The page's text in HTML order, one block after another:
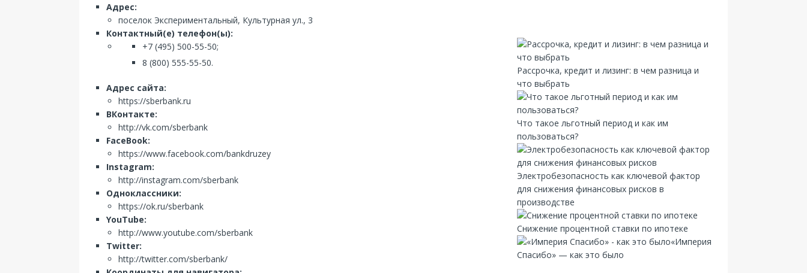
Адрес:
поселок Экспериментальный, Культурная ул., 3
Контактный(е) телефон(ы):
+7 (495) 500-55-50;
8 (800) 555-55-50.
Адрес сайта:
https://sberbank.ru
ВКонтакте:
http://vk.com/sberbank
FaceBook:
https://www.facebook.com/bankdruzey
Instagram:
http://instagram.com/sberbank
Одноклассники:
https://ok.ru/sberbank
YouTube:
http://www.youtube.com/sberbank
Twitter:
http://twitter.com/sberbank/
Рассрочка, кредит и лизинг: в чем разница и
что выбрать
Что такое льготный период и как им
пользоваться?
Электробезопасность как ключевой фактор
для снижения финансовых рисков в
производстве
Снижение процентной ставки по ипотеке
«Империя
Спасибо» — как это было